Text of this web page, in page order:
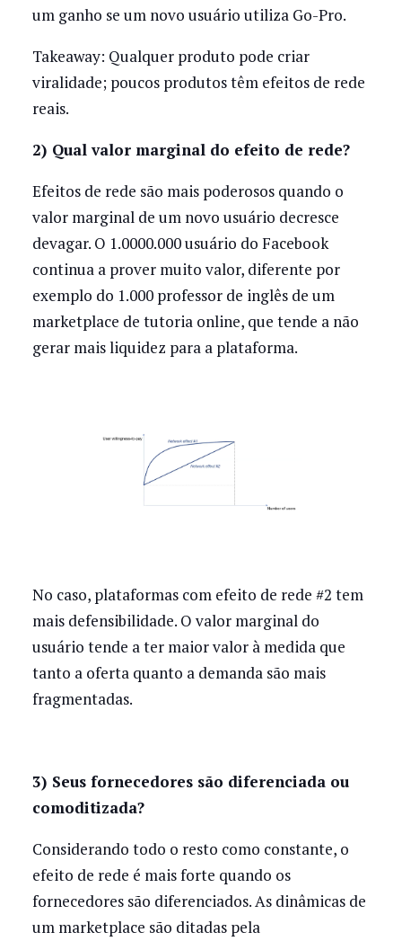
um ganho se um novo usuário utiliza Go-Pro.
Takeaway: Qualquer produto pode criar
viralidade; poucos produtos têm efeitos de rede
reais.
2) Qual valor marginal do efeito de rede?
Efeitos de rede são mais poderosos quando o
valor marginal de um novo usuário decresce
devagar. O 1.0000.000 usuário do Facebook
continua a prover muito valor, diferente por
exemplo do 1.000 professor de inglês de um
marketplace de tutoria online, que tende a não
gerar mais liquidez para a plataforma.
No caso, plataformas com efeito de rede #2 tem
mais defensibilidade. O valor marginal do
usuário tende a ter maior valor à medida que
tanto a oferta quanto a demanda são mais
fragmentadas.
3) Seus fornecedores são diferenciada ou
comoditizada?
Considerando todo o resto como constante, o
efeito de rede é mais forte quando os
fornecedores são diferenciados. As dinâmicas de
um marketplace são ditadas pela